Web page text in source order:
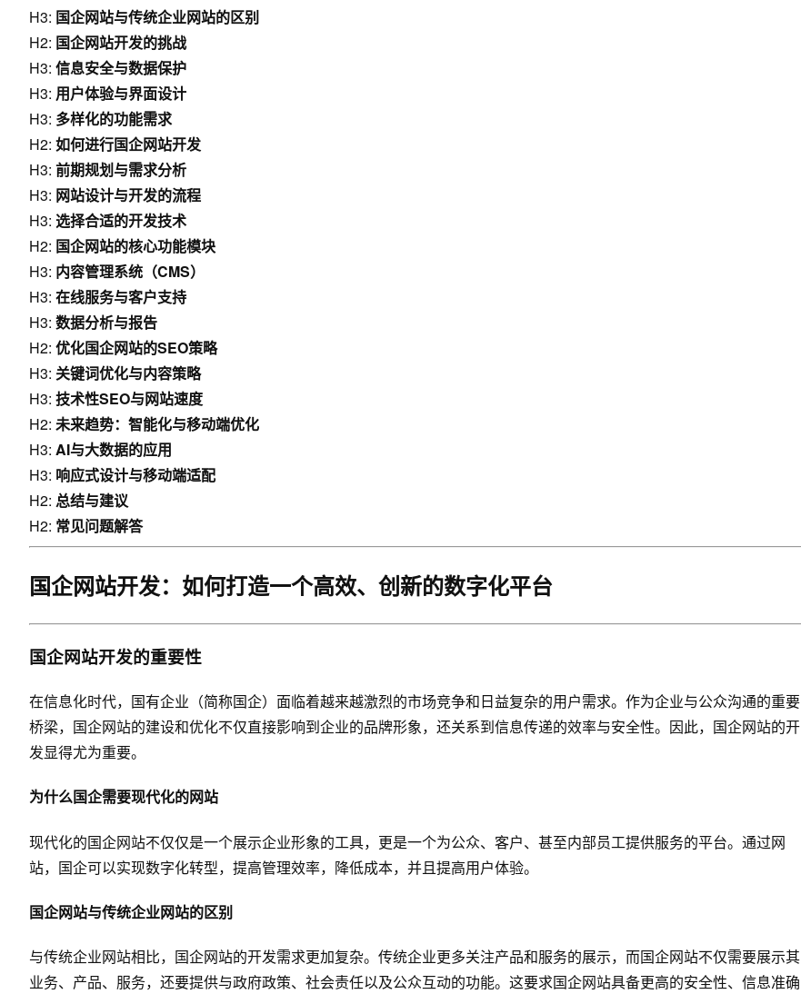
H3: 国企网站与传统企业网站的区别
H2: 国企网站开发的挑战
H3: 信息安全与数据保护
H3: 用户体验与界面设计
H3: 多样化的功能需求
H2: 如何进行国企网站开发
H3: 前期规划与需求分析
H3: 网站设计与开发的流程
H3: 选择合适的开发技术
H2: 国企网站的核心功能模块
H3: 内容管理系统（CMS）
H3: 在线服务与客户支持
H3: 数据分析与报告
H2: 优化国企网站的SEO策略
H3: 关键词优化与内容策略
H3: 技术性SEO与网站速度
H2: 未来趋势：智能化与移动端优化
H3: AI与大数据的应用
H3: 响应式设计与移动端适配
H2: 总结与建议
H2: 常见问题解答
国企网站开发：如何打造一个高效、创新的数字化平台
国企网站开发的重要性
在信息化时代，国有企业（简称国企）面临着越来越激烈的市场竞争和日益复杂的用户需求。作为企业与公众沟通的重要
桥梁，国企网站的建设和优化不仅直接影响到企业的品牌形象，还关系到信息传递的效率与安全性。因此，国企网站的开
发显得尤为重要。
为什么国企需要现代化的网站
现代化的国企网站不仅仅是一个展示企业形象的工具，更是一个为公众、客户、甚至内部员工提供服务的平台。通过网
站，国企可以实现数字化转型，提高管理效率，降低成本，并且提高用户体验。
国企网站与传统企业网站的区别
与传统企业网站相比，国企网站的开发需求更加复杂。传统企业更多关注产品和服务的展示，而国企网站不仅需要展示其
业务、产品、服务，还要提供与政府政策、社会责任以及公众互动的功能。这要求国企网站具备更高的安全性、信息准确